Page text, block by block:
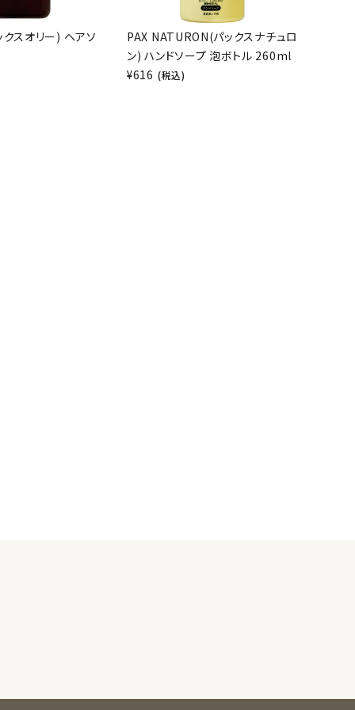
スオリー) ヘアソ
PAX NATURON(パックスナチュロ
ン) ハンドソープ 泡ボトル 260ml
¥616 (税込)